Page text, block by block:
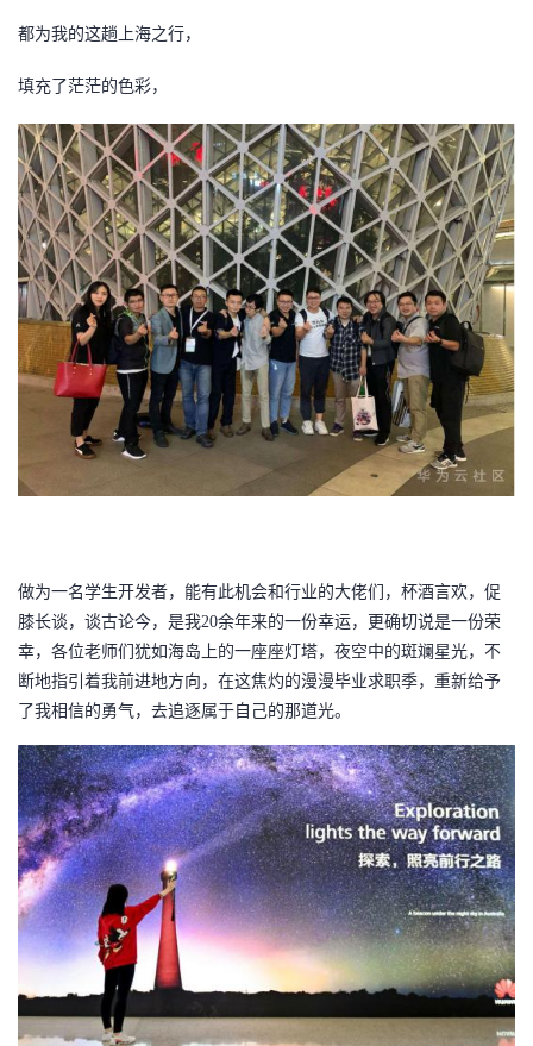
都为我的这趟上海之行，
填充了茫茫的色彩，
做为一名学生开发者，能有此机会和行业的大佬们，杯酒言欢，促
膝长谈，谈古论今，是我20余年来的一份幸运，更确切说是一份荣
幸，各位老师们犹如海岛上的一座座灯塔，夜空中的斑斓星光，不
断地指引着我前进地方向，在这焦灼的漫漫毕业求职季，重新给予
了我相信的勇气，去追逐属于自己的那道光。